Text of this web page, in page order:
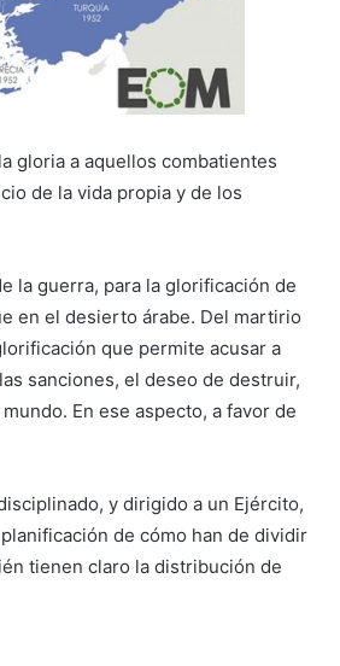
gloria a aquellos combatientes
de la vida propia y de los
la guerra, para la glorificación de
en el desierto árabe. Del martirio
que permite acusar a
sanciones, el deseo de destruir,
En ese aspecto, a favor de
y dirigido a un Ejército,
de cómo han de dividir
tienen claro la distribución de